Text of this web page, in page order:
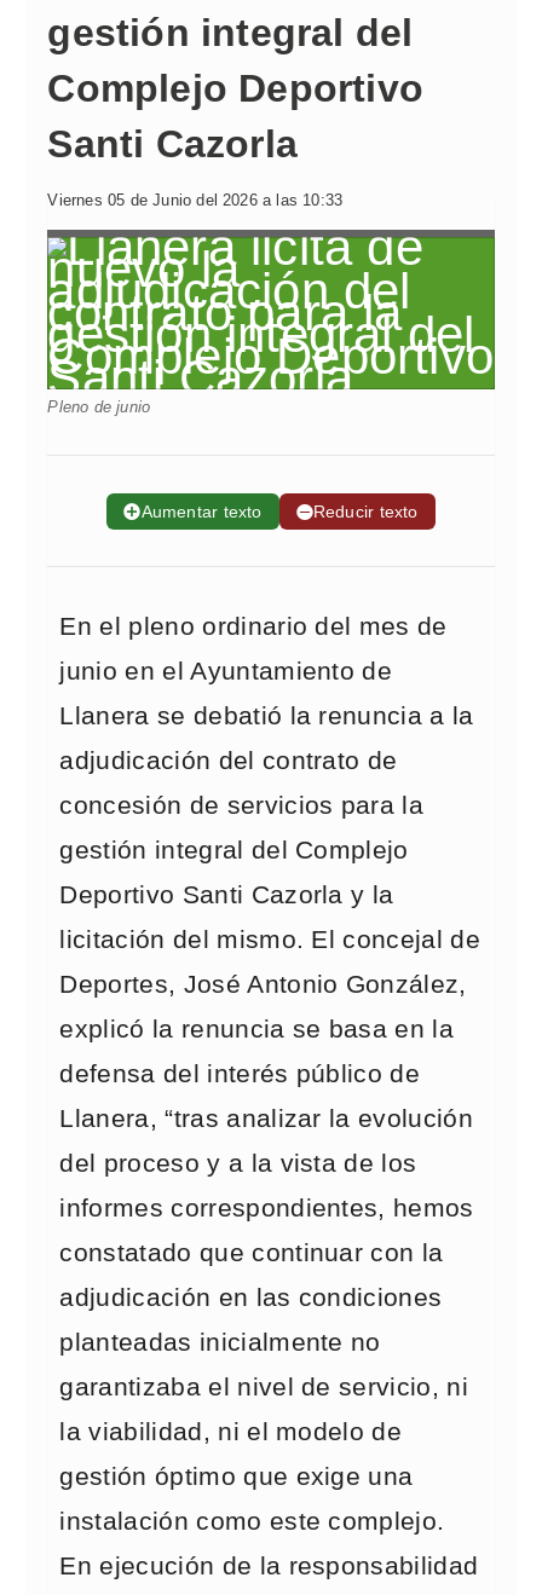
gestión integral del
Complejo Deportivo
Santi Cazorla
Viernes 05 de Junio del 2026 a las 10:33
Pleno de junio
➕Aumentar texto ➖Reducir texto
En el pleno ordinario del mes de
junio en el Ayuntamiento de
Llanera se debatió la renuncia a la
adjudicación del contrato de
concesión de servicios para la
gestión integral del Complejo
Deportivo Santi Cazorla y la
licitación del mismo. El concejal de
Deportes, José Antonio González,
explicó la renuncia se basa en la
defensa del interés público de
Llanera, “tras analizar la evolución
del proceso y a la vista de los
informes correspondientes, hemos
constatado que continuar con la
adjudicación en las condiciones
planteadas inicialmente no
garantizaba el nivel de servicio, ni
la viabilidad, ni el modelo de
gestión óptimo que exige una
instalación como este complejo.
En ejecución de la responsabilidad